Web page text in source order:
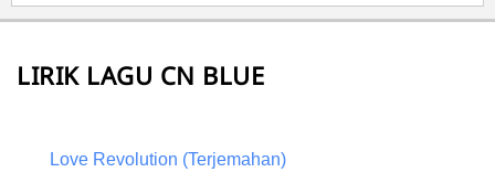
LIRIK LAGU CN BLUE
Love Revolution (Terjemahan)